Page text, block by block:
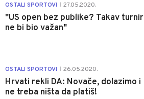
OSTALI SPORTOVI 27.05.2020.
"US open bez publike? Takav turnir
ne bi bio važan"
OSTALI SPORTOVI 26.05.2020.
Hrvati rekli DA: Novače, dolazimo i
ne treba ništa da platiš!